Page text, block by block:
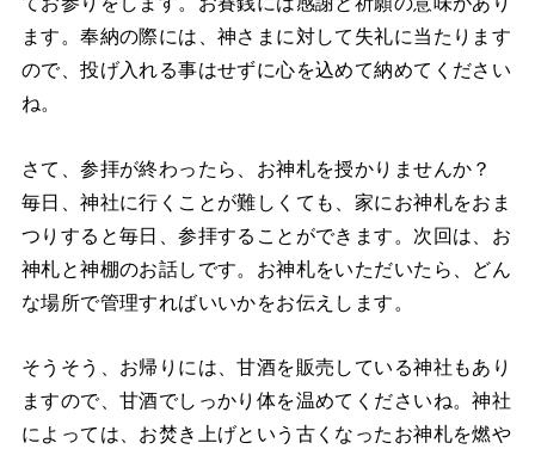
ます。奉納の際には、神さまに対して失礼に当たります
ので、投げ入れる事はせずに心を込めて納めてください
ね。
さて、参拝が終わったら、お神札を授かりませんか？
毎日、神社に行くことが難しくても、家にお神札をおま
つりすると毎日、参拝することができます。次回は、お
神札と神棚のお話しです。お神札をいただいたら、どん
な場所で管理すればいいかをお伝えします。
そうそう、お帰りには、甘酒を販売している神社もあり
ますので、甘酒でしっかり体を温めてくださいね。神社
によっては、お焚き上げという古くなったお神札を燃や